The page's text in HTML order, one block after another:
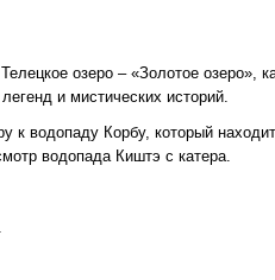
озеро – «Золотое озеро»,
и мистических историй.
к водопаду Корбу, который
водопада Киштэ с катера.